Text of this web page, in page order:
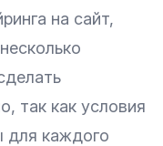
на сайт,
так как условия
для каждого